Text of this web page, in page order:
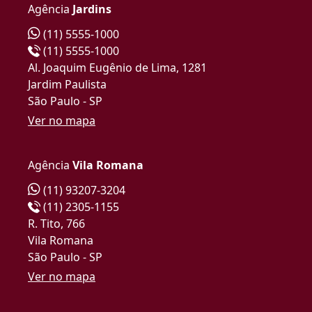
Agência Jardins
(11) 5555-1000
(11) 5555-1000
Al. Joaquim Eugênio de Lima, 1281
Jardim Paulista
São Paulo - SP
Ver no mapa
Agência Vila Romana
(11) 93207-3204
(11) 2305-1155
R. Tito, 766
Vila Romana
São Paulo - SP
Ver no mapa